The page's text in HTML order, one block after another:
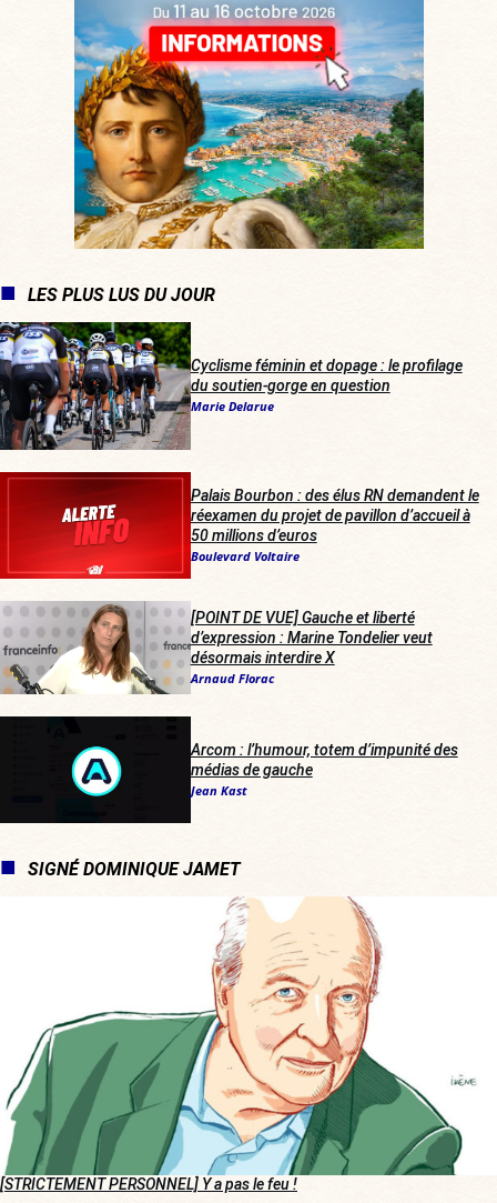
LES PLUS LUS DU JOUR
Cyclisme féminin et dopage : le profilage
du soutien-gorge en question
Marie Delarue
Palais Bourbon : des élus RN demandent le
réexamen du projet de pavillon d’accueil à
50 millions d’euros
Boulevard Voltaire
[POINT DE VUE] Gauche et liberté
d’expression : Marine Tondelier veut
désormais interdire X
Arnaud Florac
Arcom : l’humour, totem d’impunité des
médias de gauche
Jean Kast
SIGNÉ DOMINIQUE JAMET
[STRICTEMENT PERSONNEL] Y a pas le feu !